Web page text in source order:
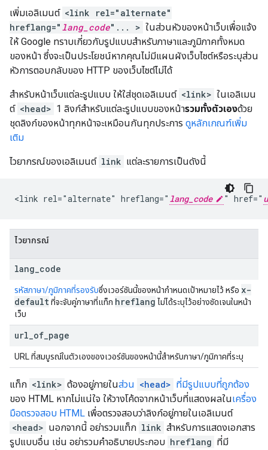
เพิ่มเอลิเมนต์ <link rel="alternate"
hreflang=" lang_code"... > ในส่วนหัวของหน้าเว็บเพื่อแจ้ง
ให้ Google ทราบเกี่ยวกับรูปแบบสำหรับภาษาและภูมิภาคทั้งหมด
ของหน้า ซึ่งจะเป็นประโยชน์หากคุณไม่มีแผนผังเว็บไซต์หรือระบุส่วน
หัวการตอบกลับของ HTTP ของเว็บไซต์ไม่ได้
สําหรับหน้าเว็บแต่ละรูปแบบ ให้ใส่ชุดเอลิเมนต์ <link> ในเอลิเมน
ต์ <head> 1 ลิงก์สำหรับแต่ละรูปแบบของหน้ารวมทั้งตัวเองด้วย
ชุดลิงก์ของหน้าทุกหน้าจะเหมือนกันทุกประการ ดูหลักเกณฑ์เพิ่ม
เติม
ไวยากรณ์ของเอลิเมนต์ link แต่ละรายการเป็นดังนี้
<link rel="alternate" hreflang=" lang_code " href="
ไวยากรณ์
lang code
รหัสภาษา/ภูมิภาคที่รองรับซึ่งเวอร์ชันนี้ของหน้ากำหนดเป้าหมายไว้ หรือ x-
defaultที่จะจับคู่ภาษาที่แท็ก hreflang ไม่ได้ระบุไว้อย่างชัดเจนในหน้า
เว็บ
url of page
URL ที่สมบูรณ์ในตัวเองของเวอร์ชันของหน้านี้สำหรับภาษา/ภูมิภาคที่ระบุ
แท็ก <link> ต้องอยู่ภายในส่วน <head> ที่มีรูปแบบที่ถูกต้อง
ของ HTML หากไม่แน่ใจ ให้วางโค้ดจากหน้าเว็บที่แสดงผลในเครื่อง
มือตรวจสอบ HTML เพื่อตรวจสอบว่าลิงก์อยู่ภายในเอลิเมนต์
<head> นอกจากนี้ อย่ารวมแท็ก link สำหรับการแสดงเอกสาร
รูปแบบอื่น เช่น อย่ารวมคำอธิบายประกอบ hreflang ที่มี